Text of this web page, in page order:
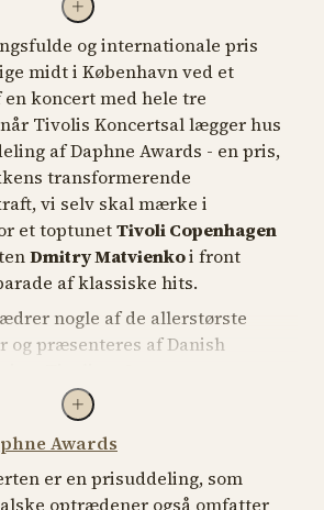
Tango Jalousie
Charles Gounod, Giacomo
Bernstein og Agustín Lara
(1873–1943):
Klaverkoncert nr.
01)
og internationale pris
midt i København ved et
koncert med hele tre
Tivolis Koncertsal lægger hus
afDaphne Awards - en pris,
transformerende
vi selv skal mærke i
et toptunetTivoli Copenhagen
Dmitry Matvienkoi front
af klassiske hits.
nogle af de allerstørste
og præsenteres af Danish
skal naturligvis gives til
og derfor skal vi opleve
i pianistenLang Lang
Awards
er en prisuddeling, som
optrædener også omfatter